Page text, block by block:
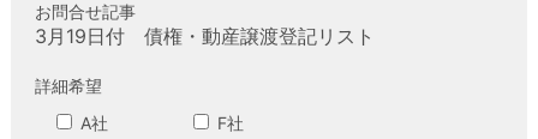
お問合せ記事
3月19日付 債権・動産譲渡登記リスト
詳細希望
A社
F社